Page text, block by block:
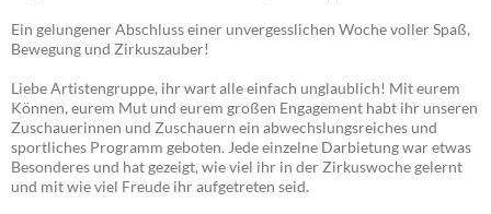
Ein gelungener Abschluss einer unvergesslichen Woche voller Spaß,
Bewegung und Zirkuszauber!
Liebe Artistengruppe, ihr wart alle einfach unglaublich! Mit eurem
Können, eurem Mut und eurem großen Engagement habt ihr unseren
Zuschauerinnen und Zuschauern ein abwechslungsreiches und
sportliches Programm geboten. Jede einzelne Darbietung war etwas
Besonderes und hat gezeigt, wie viel ihr in der Zirkuswoche gelernt
und mit wie viel Freude ihr aufgetreten seid.